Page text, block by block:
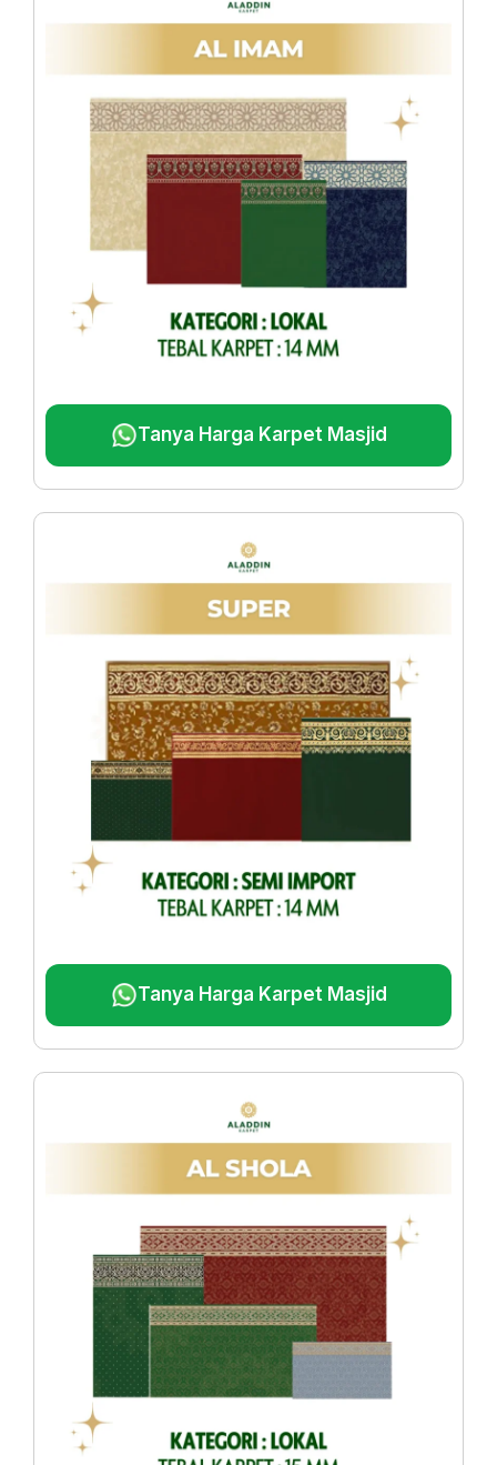
Tanya Harga Karpet Masjid
Tanya Harga Karpet Masjid